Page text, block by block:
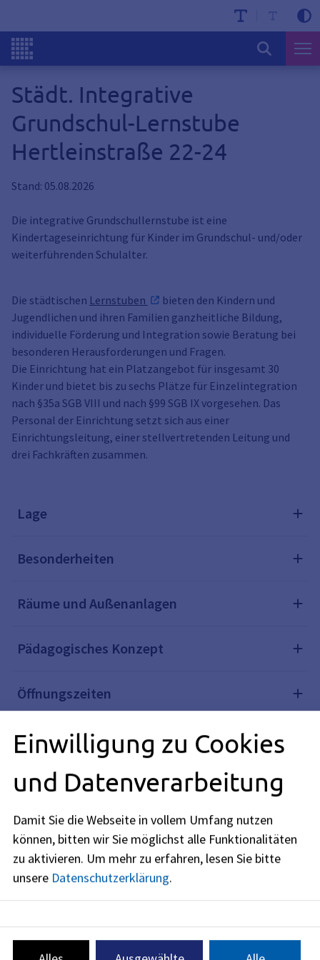
Städt. Integrative
Grundschul-Lernstube
Hertleinstraße 22-24
Stand: 05.08.2026
Die integrative Grundschullernstube ist eine
Kindertageseinrichtung für Kinder im Grundschul- und/oder
weiterführenden Schulalter.
Die städtischen Lernstuben
bieten den Kindern und
Jugendlichen und ihren Familien ganzheitliche Bildung,
individuelle Förderung und Integration sowie Beratung bei
besonderen Herausforderungen und Fragen.
Die Einrichtung hat ein Platzangebot für insgesamt 30
Kinder und bietet bis zu sechs Plätze für Einzelintegration
nach §35a SGB VIII und nach §99 SGB IX vorgesehen. Das
Personal der Einrichtung setzt sich aus einer
Einrichtungsleitung, einer stellvertretenden Leitung und
drei Fachkräften zusammen.
Lage
Besonderheiten
Räume und Außenanlagen
Pädagogisches Konzept
Öffnungszeiten
Anmeldung
Kontakt
Konzeption Lernstube Hertleinstraße 22-
24
pdf, 497 KB
hertleinstrasse-22-24-01.26
Einwilligung zu Cookies
und Datenverarbeitung
Damit Sie die Webseite in vollem Umfang nutzen
können, bitten wir Sie möglichst alle Funktionalitäten
zu aktivieren. Um mehr zu erfahren, lesen Sie bitte
unsere Datenschutzerklärung.